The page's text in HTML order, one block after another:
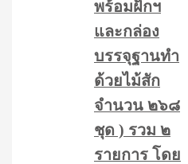
พร้อมฝักฯ
และกล่อง
บรรจุฐานทำ
ด้วยไม้สัก
จำนวน ๒๖๘
ชุด ) รวม ๒
รายการ โดย